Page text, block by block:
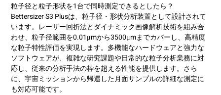
粒子径と粒子形状を1台で同時測定できるとしたら？
Bettersizer S3 Plusは、粒子径・形状分析装置として設計されて
います。レーザー回折法とダイナミック画像解析技術を組み合
わせ、粒子径範囲を0.01μmから3500μmまでカバーし、高精度
な粒子特性評価を実現します。多機能なハードウェアと強力な
ソフトウェアが、複雑な研究課題や日常的な粒子分析業務に対
応し、従来の分析手法の枠を超える性能を提供します。さら
に、宇宙ミッションから帰還した月面サンプルの詳細な測定に
も対応可能です。